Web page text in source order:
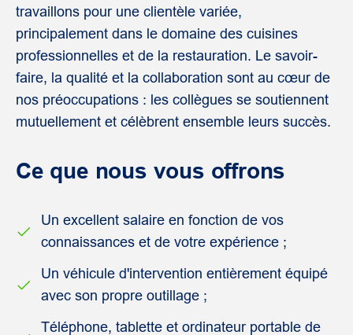
travaillons pour une clientèle variée,
principalement dans le domaine des cuisines
professionnelles et de la restauration. Le savoir-
faire, la qualité et la collaboration sont au cœur de
nos préoccupations : les collègues se soutiennent
mutuellement et célèbrent ensemble leurs succès.
Ce que nous vous offrons
Un excellent salaire en fonction de vos
connaissances et de votre expérience ;
Un véhicule d'intervention entièrement équipé
avec son propre outillage ;
Téléphone, tablette et ordinateur portable de